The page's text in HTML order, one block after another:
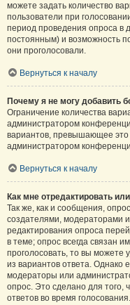
можете задать количество
пользователи при
период проведения опроса в
постоянным) и возможность
они проголосовали.
Вернуться к началу
Почему я не могу добавить
Ограничение количества
администратором
вариантов, превышающее это
администратором
Вернуться к началу
Как мне отредактировать
Так же, как и сообщения,
создателями, модераторами
редактирования опроса
в теме; опрос всегда связан
проголосовать, то вы можете
из вариантов ответа. Однако
модераторы или
опрос. Это сделано для того,
ответов во время голосования.